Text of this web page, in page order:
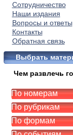
Сотрудничество
Наши издания
Вопросы и ответы
Контакты
Обратная связь
Выбрать
Чем развлечь
По номерам
По рубрикам
По формам